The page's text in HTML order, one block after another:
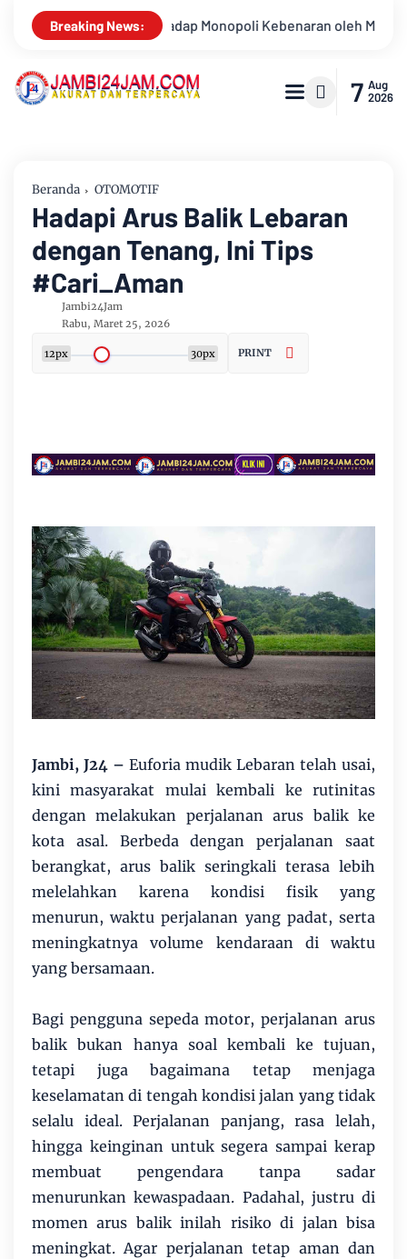
Breaking News:
oleh Media dan Aktivis Kemarau Memuncak, Debit
7 Aug
2026
Beranda OTOMOTIF
Hadapi Arus Balik Lebaran
dengan Tenang, Ini Tips
#Cari_Aman
Jambi24Jam
Rabu, Maret 25, 2026
12px 30px PRINT
Jambi, J24 – Euforia mudik Lebaran telah usai,
kini masyarakat mulai kembali ke rutinitas
dengan melakukan perjalanan arus balik ke
kota asal. Berbeda dengan perjalanan saat
berangkat, arus balik seringkali terasa lebih
melelahkan karena kondisi fisik yang
menurun, waktu perjalanan yang padat, serta
meningkatnya volume kendaraan di waktu
yang bersamaan.
Bagi pengguna sepeda motor, perjalanan arus
balik bukan hanya soal kembali ke tujuan,
tetapi juga bagaimana tetap menjaga
keselamatan di tengah kondisi jalan yang tidak
selalu ideal. Perjalanan panjang, rasa lelah,
hingga keinginan untuk segera sampai kerap
membuat pengendara tanpa sadar
menurunkan kewaspadaan. Padahal, justru di
momen arus balik inilah risiko di jalan bisa
meningkat. Agar perjalanan tetap aman dan